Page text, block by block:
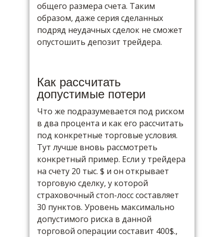
общего размера счета. Таким
образом, даже серия сделанных
подряд неудачных сделок не сможет
опустошить депозит трейдера.
Как рассчитать
допустимые потери
Что же подразумевается под риском
в два процента и как его рассчитать
под конкретные торговые условия.
Тут лучше вновь рассмотреть
конкретный пример. Если у трейдера
на счету 20 тыс. $ и он открывает
торговую сделку, у которой
страховочный стоп-лосс составляет
30 пунктов. Уровень максимально
допустимого риска в данной
торговой операции составит 400$.,